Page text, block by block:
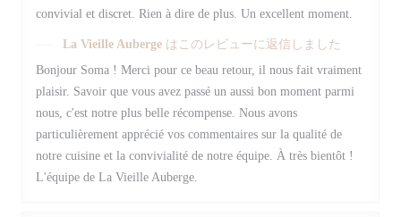
convivial et discret. Rien à dire de plus. Un excellent moment.
La Vieille Auberge はこのレビューに返信しました
Bonjour Soma ! Merci pour ce beau retour, il nous fait vraiment
plaisir. Savoir que vous avez passé un aussi bon moment parmi
nous, c'est notre plus belle récompense. Nous avons
particulièrement apprécié vos commentaires sur la qualité de
notre cuisine et la convivialité de notre équipe. À très bientôt !
L'équipe de La Vieille Auberge.